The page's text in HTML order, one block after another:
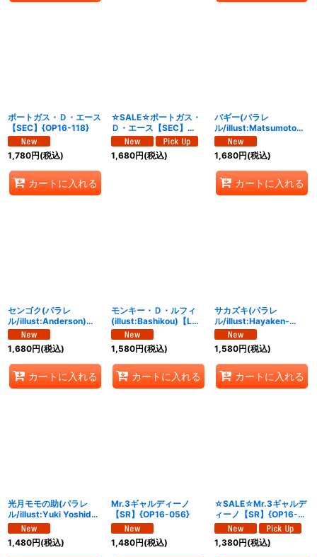
ポートガス・Ｄ・エース
【SEC】{OP16-118}
1,780円(税込)
カートに入れる
☆SALE☆ポートガス・
Ｄ・エース【SEC】
{OP16-118}
1,680円(税込)
バギー(パラレ
ル/illust:Matsumoto
Akira)【L/P】{OP16-
041}
1,680円(税込)
カートに入れる
センゴク(パラレ
ル/illust:Anderson)
【L/P】{OP16-060}
1,680円(税込)
カートに入れる
モンキー・Ｄ・ルフィ
(illust:Bashikou)【L】
{ST21-001}
1,580円(税込)
カートに入れる
サカズキ(パラレ
ル/illust:Hayaken-
sarena)【SR/P】
{OP16-065}
1,580円(税込)
カートに入れる
光月モモの助(パラレ
ル/illust:Yuki Yoshida)
【R/P】{OP16-085}
1,480円(税込)
Mr.3ギャルディーノ
【SR】{OP16-056}
1,480円(税込)
☆SALE☆Mr.3ギャルデ
ィーノ【SR】{OP16-
056}
1,380円(税込)